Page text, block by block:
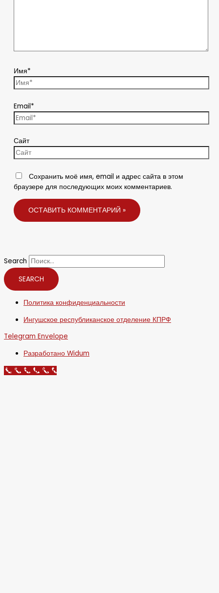
Имя*
Email*
Сайт
Сохранить моё имя, email и адрес сайта в этом
браузере для последующих моих комментариев.
Search
SEARCH
Политика конфиденциальности
Ингушское республиканское отделение КПРФ
Telegram Envelope
Разработано Widum
Call Now Button